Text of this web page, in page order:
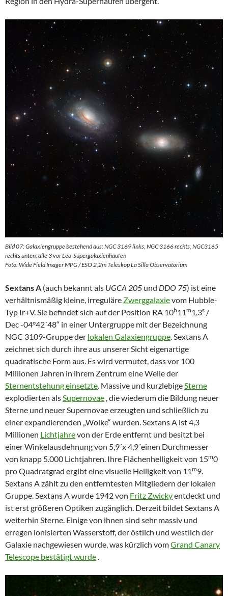
Bild 07: Galaxiengruppe bestehend aus: NGC 3169 links, NGC 3166 rechts, NGC3165
rechts unten, alle 3 vor Leo-Supergalaxienhaufen
Foto: Wide Field Imager MPG / ESO 2,2m Teleskop La Silla Observatorium
Sextans A (auch bekannt als UGCA 205 und DDO 75) ist eine
verhältnismäßig kleine, irreguläre Zwerggalaxievom Hubble-
Typ Ir+V. Sie befindet sich auf der Position RA 10h11m1,3s /
Dec -04°42´48“ in einer Untergruppe mit der Bezeichnung
NGC 3109-Gruppe der lokalen Galaxiengruppe. Sextans A
zeichnet sich durch ihre aus unserer Sicht eigenartige
quadratische Form aus. Es wird vermutet, dass vor 100
Millionen Jahren in ihrem Zentrum eine Welle der
Sternentstehung einsetzte. Massive und kurzlebigeSterne
explodierten alsSupernovae , die wiederum die Bildung neuer
Sterne und neuer Supernovae erzeugten und schließlich zu
einer expandierenden „Wolke“ wurden. Sextans A ist 4,3
Millionen Lichtjahrevon der Erde entfernt und besitzt bei
einer Winkelausdehnung von 5,9´x 4,9´einen Durchmesser
von knapp 5.000 Lichtjahren. Ihre Flächenhelligkeit von 15m0
pro Quadratgrad ergibt eine visuelle Helligkeit von 11m9.
Sextans A zählt zu den entferntesten Mitgliedern der lokalen
Gruppe. Sextans A wurde 1942 von Fritz Zwickyentdeckt und
ist erst größeren Optiken zugänglich. Derzeit bildet Sextans A
weiterhin Sterne. Einige von ihnen sind sehr massiv und
erregen ionisierten Wasserstoff, der östlich und westlich der
Galaxie nachgewiesen wurde, was kürzlich vomGrand Canary
Telescope bestätigt wurde.